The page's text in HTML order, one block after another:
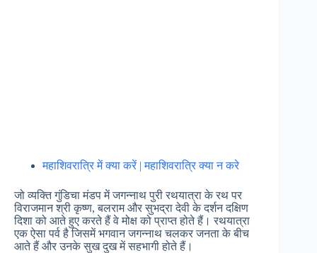
महाशिवरात्रि में क्या करें | महाशिवरात्रि क्या न करे
जो व्यक्ति गुंडिचा मंडप में जगन्नाथ पुरी रथयात्रा के रथ पर
विराजमान श्री कृष्ण, बलराम और सुभद्रा देवी के दर्शन दक्षिण
दिशा को आते हुए करते हैं वे मोक्ष को प्राप्त होते हैं। रथयात्रा
एक ऐसा पर्व है जिसमें भगवान जगन्नाथ चलकर जनता के बीच
आते हैं और उनके सुख दुख में सहभागी होते हैं।